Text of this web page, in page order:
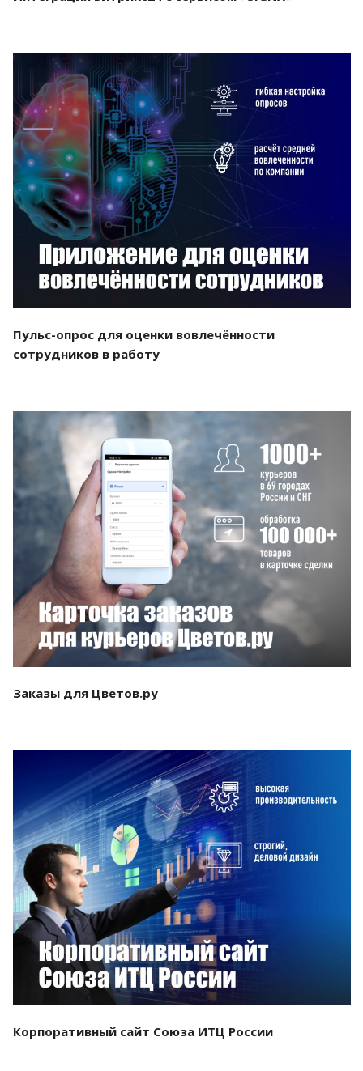
Смотреть проект
Пульс-опрос для оценки вовлечённости
сотрудников в работу
Смотреть проект
Заказы для Цветов.ру
Смотреть проект
Корпоративный сайт Союза ИТЦ России